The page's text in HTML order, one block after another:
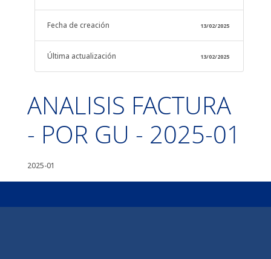
Fecha de creación 13/02/2025
Última actualización 13/02/2025
ANALISIS FACTURA
- POR GU - 2025-01
2025-01